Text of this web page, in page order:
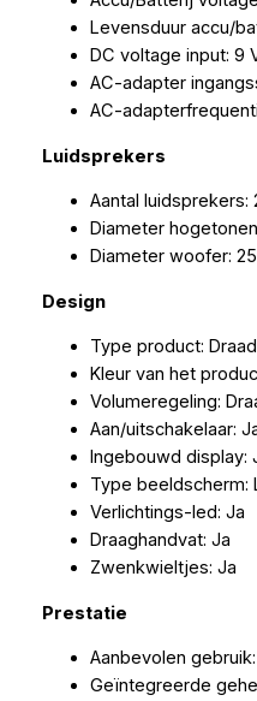
Levensduur accu/
DC voltage input: 9
AC-adapter
AC-
Luidsprekers
Aantal luidsprekers:
Diameter
Diameter woofer:
Design
Type product:
Kleur van het
Volumeregeling:
Aan/uitschakelaar:
Ingebouwd display:
Type beeldscherm:
Verlichtings-led: Ja
Draaghandvat: Ja
Zwenkwieltjes: Ja
Prestatie
Aanbevolen
Geïntegreerde